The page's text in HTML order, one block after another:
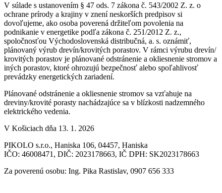
V súlade s ustanovením § 47 ods. 7 zákona č. 543/2002 Z. z. o
ochrane prírody a krajiny v znení neskorších predpisov si
dovoľujeme, ako osoba poverená držiteľom povolenia na
podnikanie v energetike podľa zákona č. 251/2012 Z. z.,
spoločnosťou Východoslovenská distribučná, a. s. oznámiť,
plánovaný výrub drevín/krovitých porastov. V rámci výrubu drevín/
krovitých porastov je plánované odstránenie a okliesnenie stromov a
iných porastov, ktoré ohrozujú bezpečnosť alebo spoľahlivosť
prevádzky energetických zariadení.
Plánované odstránenie a okliesnenie stromov sa vzťahuje na
dreviny/krovité porasty nachádzajúce sa v blízkosti nadzemného
elektrického vedenia.
V Košiciach dňa 13. 1. 2026
PIKOLO s.r.o., Haniska 106, 04457, Haniska
IČO: 46008471, DIČ: 2023178663, IČ DPH: SK2023178663
Za poverenú osobu: Ing. Pika Rastislav, 0907 656 333